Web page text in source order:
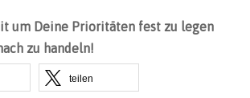
um Deine Prioritäten fest zu legen
zu handeln!
teilen